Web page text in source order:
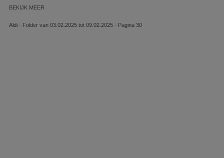
BEKIJK MEER
Aldi - Folder van 03.02.2025 tot 09.02.2025 - Pagina 30